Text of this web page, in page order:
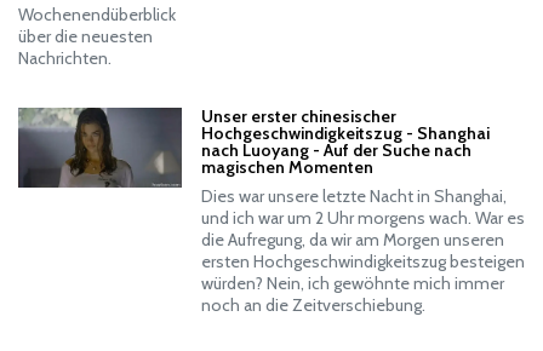
Wochenendüberblick
über die neuesten
Nachrichten.
Unser erster chinesischer
Hochgeschwindigkeitszug - Shanghai
nach Luoyang - Auf der Suche nach
magischen Momenten
Dies war unsere letzte Nacht in Shanghai,
und ich war um 2 Uhr morgens wach. War es
die Aufregung, da wir am Morgen unseren
ersten Hochgeschwindigkeitszug besteigen
würden? Nein, ich gewöhnte mich immer
noch an die Zeitverschiebung.